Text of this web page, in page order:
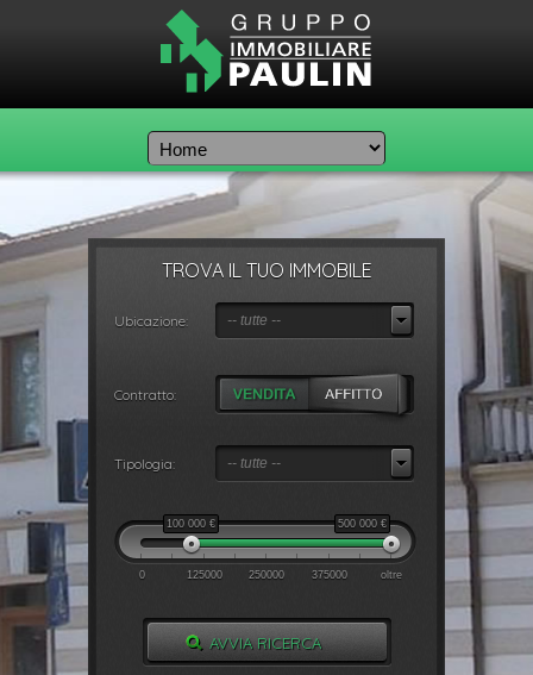
TROVA IL TUO IMMOBILE
Ubicazione: -- tutte --
Contratto:
Tipologia: -- tutte --
100 000€ 500 000 €
0 125000 250000 375000 oltre